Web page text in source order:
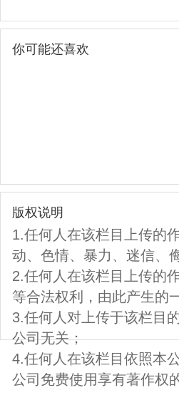
你可能还喜欢
版权说明
1.任何人在该栏目上传的
动、色情、暴力、迷信、
2.任何人在该栏目上传的
等合法权利，由此产生的
3.任何人对上传于该栏目
公司无关；
4.任何人在该栏目依照本
公司免费使用享有著作权